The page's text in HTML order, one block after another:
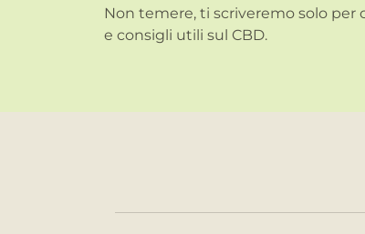
Non temere, ti scriveremo solo
e consigli utili sul CBD.